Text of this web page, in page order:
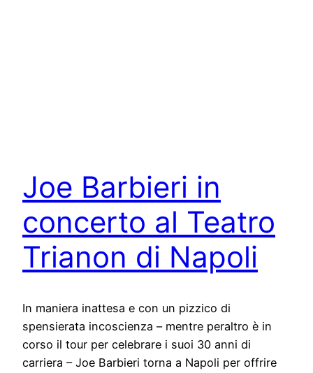
Joe Barbieri in
concerto al Teatro
Trianon di Napoli
In maniera inattesa e con un pizzico di
spensierata incoscienza – mentre peraltro è in
corso il tour per celebrare i suoi 30 anni di
carriera – Joe Barbieri torna a Napoli per offrire